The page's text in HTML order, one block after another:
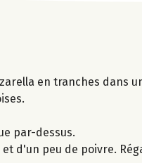
en tranches dans
par-dessus.
d'un peu de poivre.